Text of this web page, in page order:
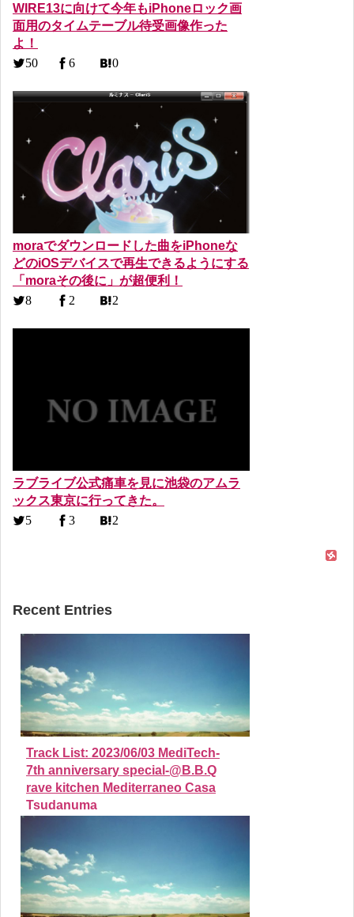
WIRE13に向けて今年もiPhoneロック画
面用のタイムテーブル待受画像作った
よ！
50 6 0
moraでダウンロードした曲をiPhoneな
どのiOSデバイスで再生できるようにする
「moraその後に」が超便利！
8 2 2
ラブライブ公式痛車を見に池袋のアムラ
ックス東京に行ってきた。
5 3 2
Recent Entries
Track List: 2023/06/03 MediTech-
7th anniversary special-@B.B.Q
rave kitchen Mediterraneo Casa
Tsudanuma